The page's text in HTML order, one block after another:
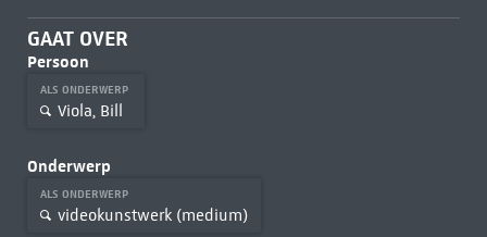
GAAT OVER
Persoon
ALS ONDERWERP
Viola, Bill
Onderwerp
ALS ONDERWERP
videokunstwerk (medium)